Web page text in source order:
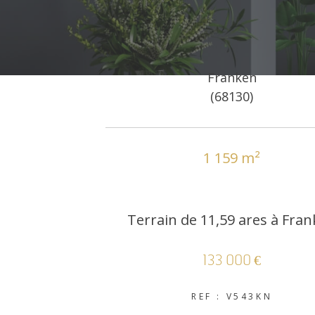
Franken
(68130)
1 159 m²
Terrain de 11,59 ares à
133 000 €
REF : V543KN